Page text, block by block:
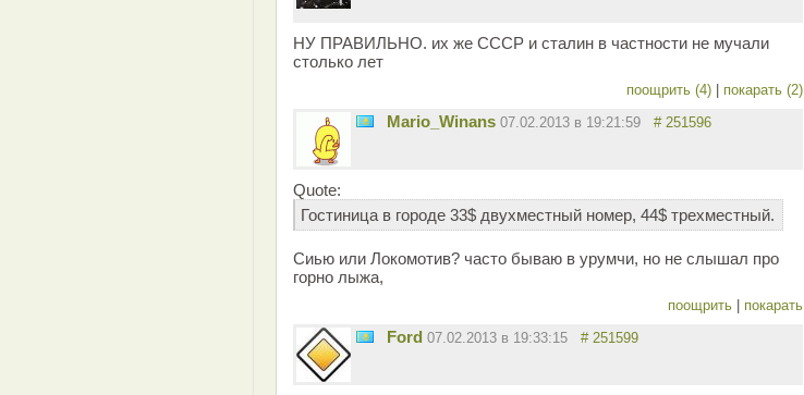
НУ ПРАВИЛЬНО. их же СССР и сталин в частности не мучали
столько лет
поощрить (4) покарать (2)
Mario_Winans 07.02.2013 в 19:21:59 # 251596
Quote:
Гостиница в городе 33$ двухместный номер, 44$ трехместный.
Сиью или Локомотив? часто бываю в урумчи, но не слышал про
горно лыжа,
поощрить покарать
Ford 07.02.2013 в 19:33:15 # 251599